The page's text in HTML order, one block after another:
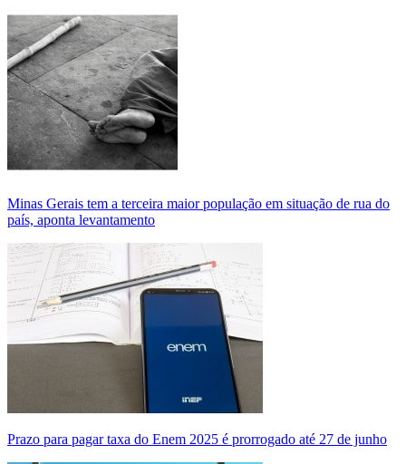
Minas Gerais tem a terceira maior população em situação de rua do
país, aponta levantamento
Prazo para pagar taxa do Enem 2025 é prorrogado até 27 de junho